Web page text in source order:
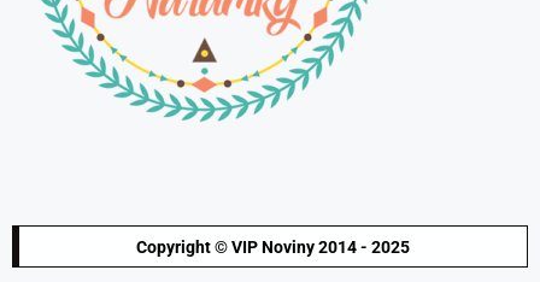
Copyright © VIP Noviny 2014 - 2025